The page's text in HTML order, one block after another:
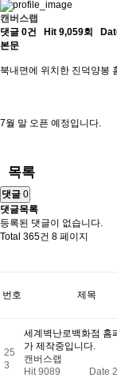
캔버스랩
댓글 0건
Hit 9,059회
본문
북내면에 위치한 진덕양봉
7월 말 오픈 예정입니다.
목록
댓글 0
댓글목록
등록된 댓글이 없습니다.
Total 365건 8 페이지
번호 제목
25
3
세계벽난로백화점 홈
가 제작중입니다.
캔버스랩
Hit 9089
Date